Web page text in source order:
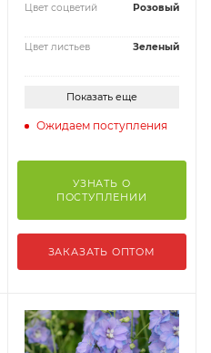
Цвет соцветий Розовый
Цвет листьев Зеленый
Показать еще
Ожидаем поступления
УЗНАТЬ О
ПОСТУПЛЕНИИ
ЗАКАЗАТЬ ОПТОМ